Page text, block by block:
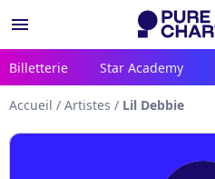
menu
Billetterie Star Academy
Accueil / Artistes / Lil Debbie